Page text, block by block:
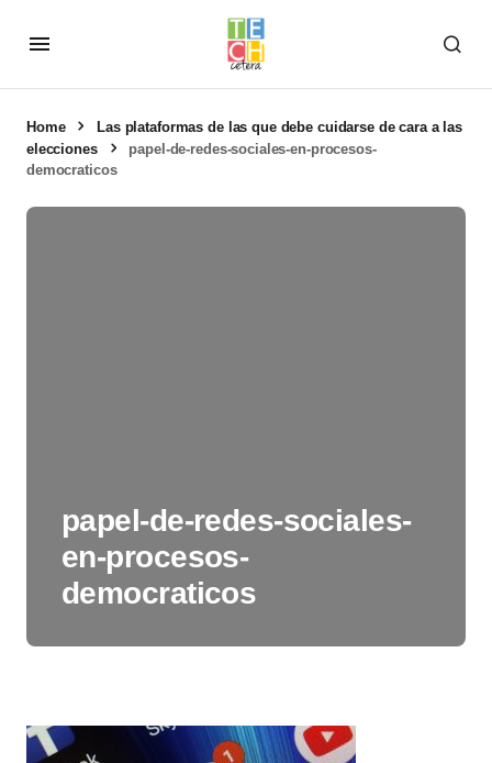
Home
Las plataformas de las que debe cuidarse de cara a las
elecciones
papel-de-redes-sociales-en-procesos-
democraticos
papel-de-redes-sociales-
en-procesos-
democraticos